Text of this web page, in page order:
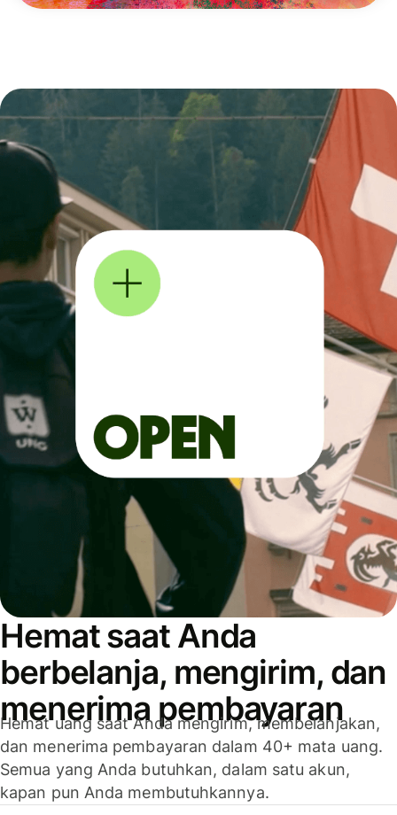
Hemat saat Anda
berbelanja, mengirim, dan
menerima pembayaran
Hemat uang saat Anda mengirim, membelanjakan,
dan menerima pembayaran dalam 40+ mata uang.
Semua yang Anda butuhkan, dalam satu akun,
kapan pun Anda membutuhkannya.